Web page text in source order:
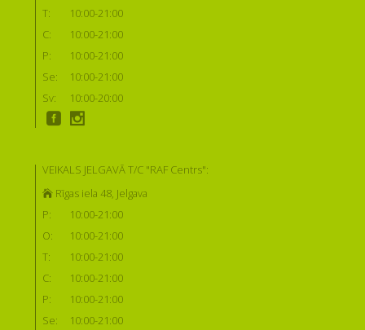
T:
10:00-21:00
C:
10:00-21:00
P:
10:00-21:00
Se:
10:00-21:00
Sv:
10:00-20:00
VEIKALS JELGAVĀ T/C "RAF Centrs":
Rīgas iela 48, Jelgava
P:
10:00-21:00
O:
10:00-21:00
T:
10:00-21:00
C:
10:00-21:00
P:
10:00-21:00
Se:
10:00-21:00